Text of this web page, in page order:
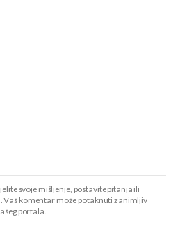
svoje mišljenje, postavite pitanja ili
Vaš komentar može potaknuti zanimljiv
portala.